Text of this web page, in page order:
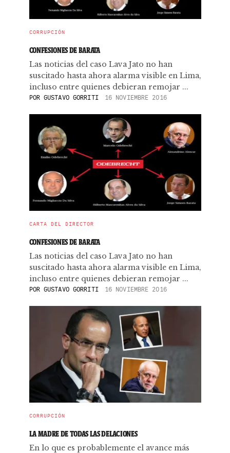
CORRUPCIÓN
CONFESIONES DE BARATA
Las noticias del caso Lava Jato no han
suscitado hasta ahora alarma visible en Lima,
incluso entre quienes debieran remojar ...
POR GUSTAVO GORRITI 16 NOVIEMBRE 2016
CARTA DEL DIRECTOR
CONFESIONES DE BARATA
Las noticias del caso Lava Jato no han
suscitado hasta ahora alarma visible en Lima,
incluso entre quienes debieran remojar ...
POR GUSTAVO GORRITI 16 NOVIEMBRE 2016
CORRUPCIÓN
LA MADRE DE TODAS LAS DELACIONES
En lo que es probablemente el avance más